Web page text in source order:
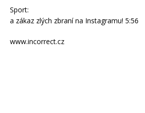
Sport:
a zákaz zlých zbraní na Instagramu! 5:56
www.incorrect.cz